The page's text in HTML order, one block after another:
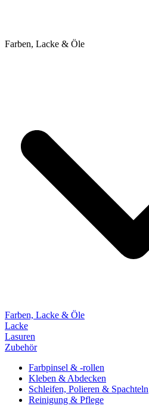
Farben, Lacke & Öle
Farben, Lacke & Öle
Lacke
Lasuren
Zubehör
Farbpinsel & -rollen
Kleben & Abdecken
Schleifen, Polieren & Spachteln
Reinigung & Pflege